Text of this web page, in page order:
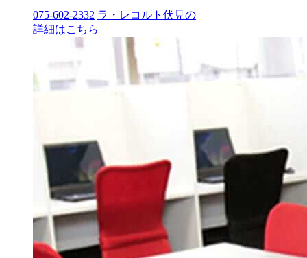
075-602-2332 ラ・レコルト伏見の
詳細はこちら